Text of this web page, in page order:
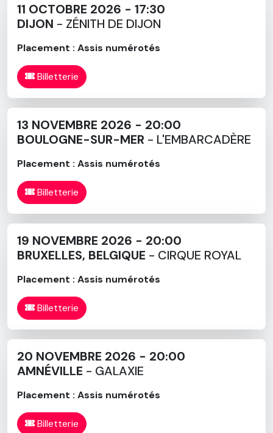
11 OCTOBRE 2026 - 17:30
DIJON - ZÉNITH DE DIJON
Placement : Assis numérotés
Billetterie
13 NOVEMBRE 2026 - 20:00
BOULOGNE-SUR-MER - L'EMBARCADÈRE
Placement : Assis numérotés
Billetterie
19 NOVEMBRE 2026 - 20:00
BRUXELLES, BELGIQUE - CIRQUE ROYAL
Placement : Assis numérotés
Billetterie
20 NOVEMBRE 2026 - 20:00
AMNÉVILLE - GALAXIE
Placement : Assis numérotés
Billetterie